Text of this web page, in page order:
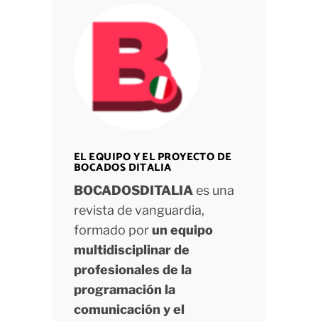
EL EQUIPO Y EL PROYECTO DE
BOCADOS DITALIA
BOCADOSDITALIAes una
revista de vanguardia,
formado porun equipo
multidisciplinar de
profesionales de la
programación la
comunicación y el